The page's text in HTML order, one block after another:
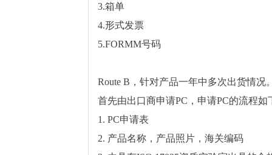
3.箱单
4.形式发票
5.FORMM号码
Route B，针对产品一年中多次出货情况
首先由出口商申请PC，申请PC的流程如
1. PC申请表
2. 产品名称，产品照片，海关编码